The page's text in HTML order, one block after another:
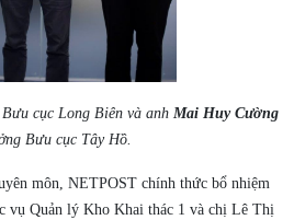
cục Long Biên và anh Mai Huy Cường
Bưu cục Tây Hồ.
môn, NETPOST chính thức bổ nhiệm
vụ Quản lý Kho Khai thác 1 và chị Lê Thị